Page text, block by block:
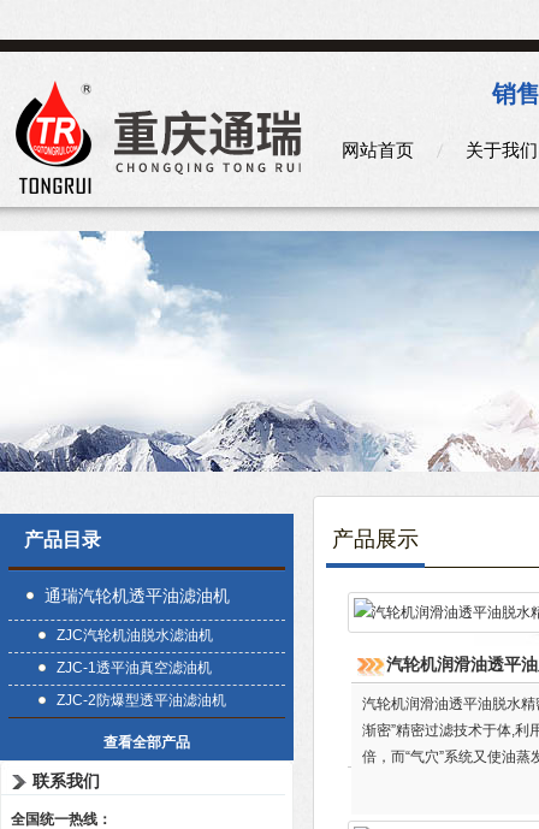
销
网站首页 关于我们
产品目录
通瑞汽轮机透平油滤油机
ZJC汽轮机油脱水滤油机
ZJC-1透平油真空滤油机
ZJC-2防爆型透平油滤油机
查看全部产品
联系我们
全国统一热线：
产品展示
汽轮机润滑油透平
汽轮机润滑油透平油脱水
渐密”精密过滤技术于体,利
倍，而“气穴”系统又使油